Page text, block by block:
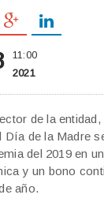
11:00
2021
de la
Día de la Madre
del 2019 en
y un bono
año.